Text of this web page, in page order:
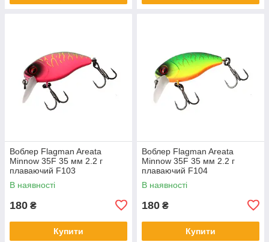
Воблер Flagman Areata
Minnow 35F 35 мм 2.2 г
плаваючий F103
В наявності
180 ₴
Купити
Воблер Flagman Areata
Minnow 35F 35 мм 2.2 г
плаваючий F104
В наявності
180 ₴
Купити